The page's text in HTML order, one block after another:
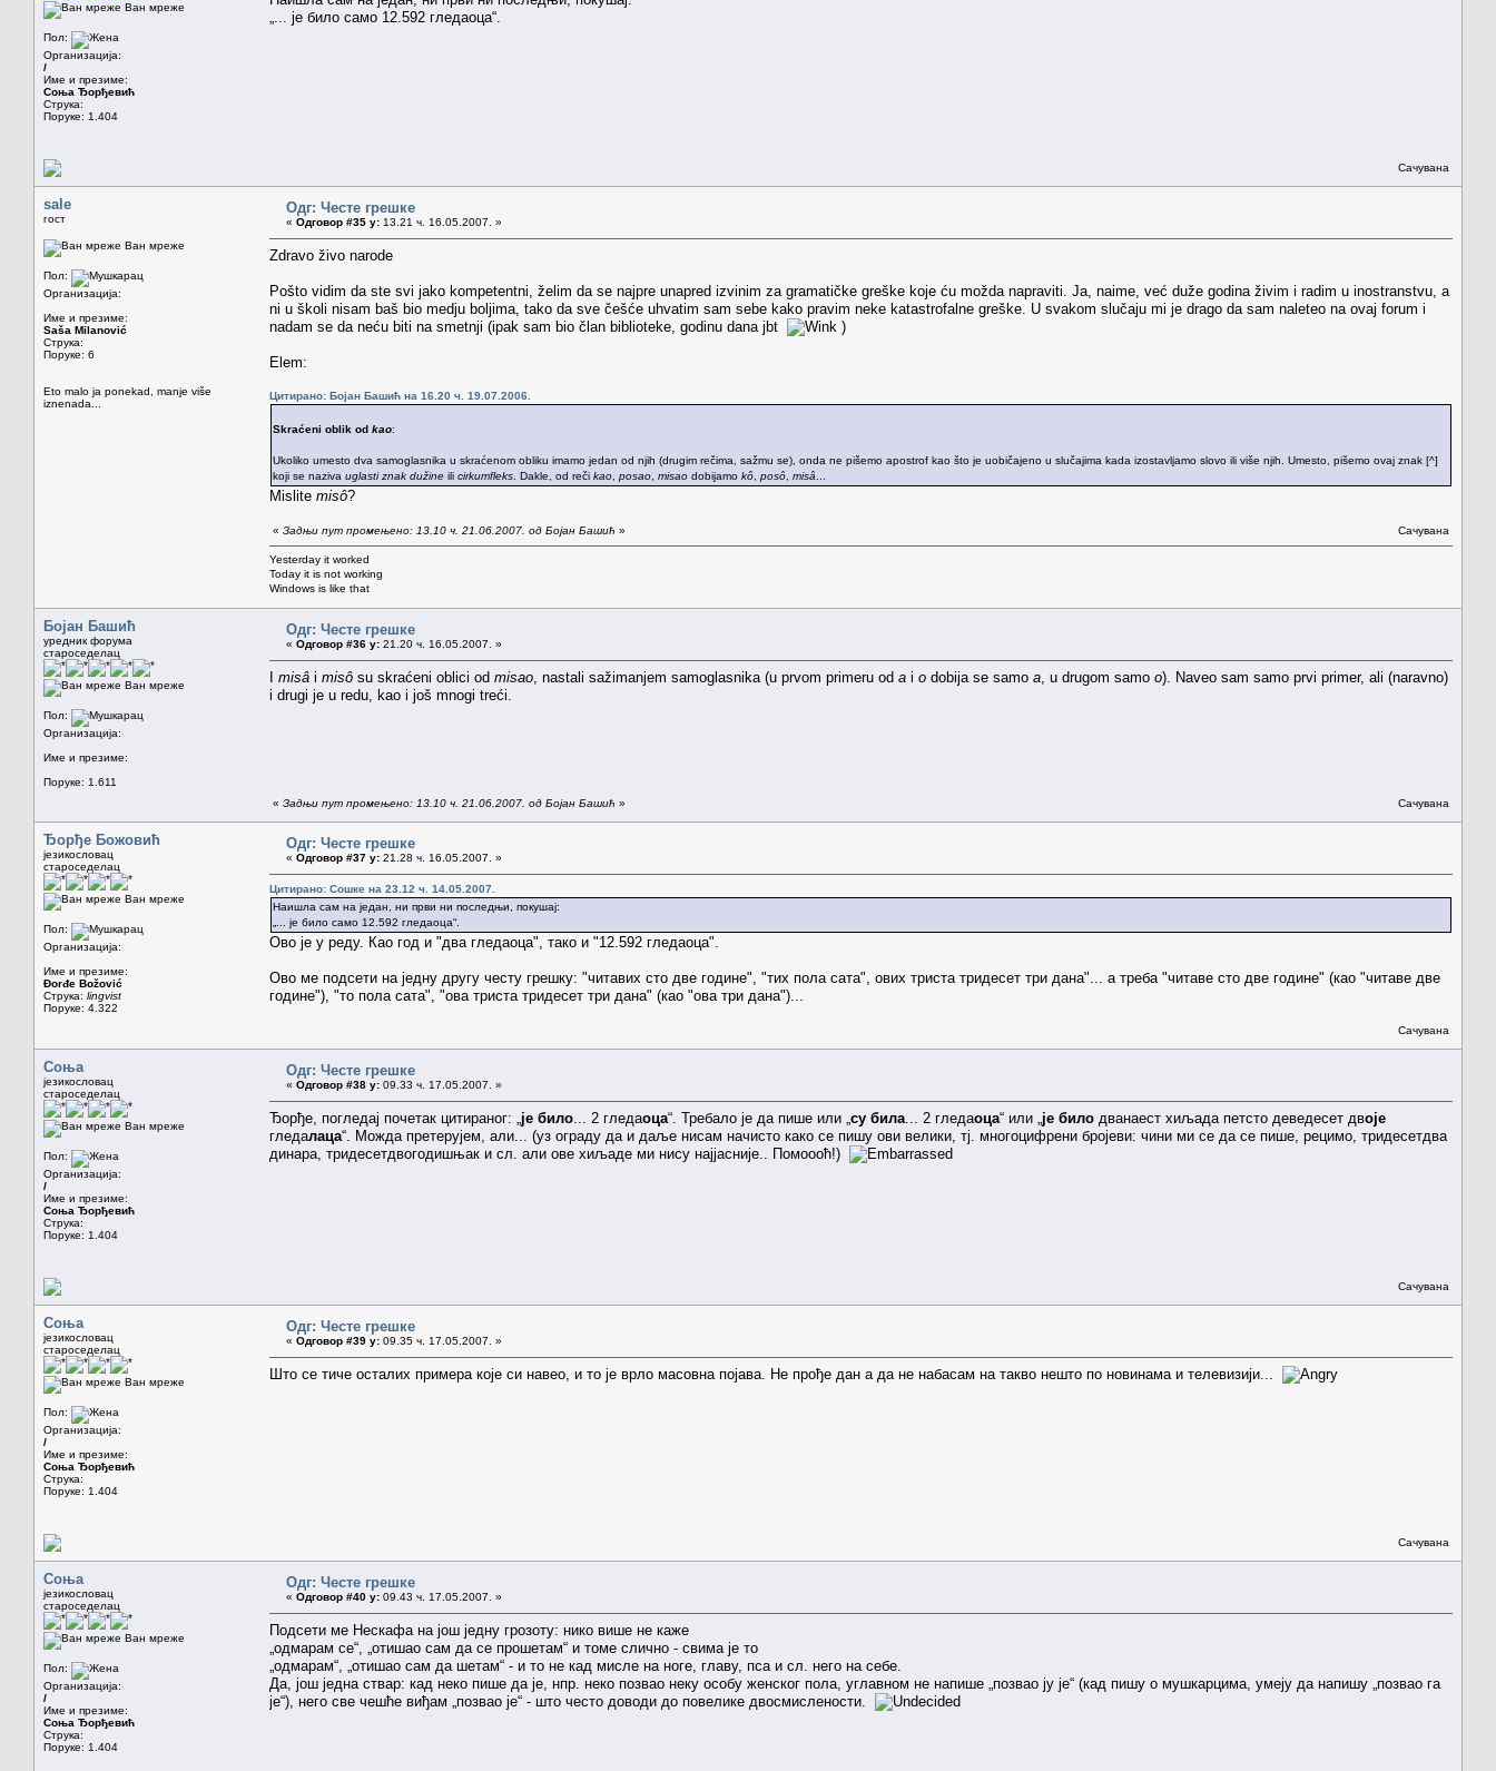
Ван мреже
Пол:
Организација:
/
Име и презиме:
Соња Ђорђевић
Струка:
Поруке: 1.404
„... је било само 12.592 гледаоца“.
Сачувана
sale
гост
Ван мреже
Пол:
Организација:
Име и презиме:
Saša Milanović
Струка:
Поруке: 6
Eto malo ja ponekad, manje više
iznenada...
Одг: Честе грешке
« Одговор #35 у: 13.21 ч. 16.05.2007. »
Zdravo živo narode
Pošto vidim da ste svi jako kompetentni, želim da se najpre unapred izvinim za gramatičke greške koje ću možda napraviti. Ja, naime, već duže godina živim i radim u inostranstvu, a
ni u školi nisam baš bio medju boljima, tako da sve češće uhvatim sam sebe kako pravim neke katastrofalne greške. U svakom slučaju mi je drago da sam naleteo na ovaj forum i
nadam se da neću biti na smetnji (ipak sam bio član biblioteke, godinu dana jbt
)
Elem:
Цитирано: Бојан Башић на 16.20 ч. 19.07.2006.
Skraćeni oblik od kao:
Ukoliko umesto dva samoglasnika u skraćenom obliku imamo jedan od njih (drugim rečima, sažmu se), onda ne pišemo apostrof kao što je uobičajeno u slučajima kada izostavljamo slovo ili više njih. Umesto, pišemo ovaj znak [^]
koji se naziva uglasti znak dužine ili cirkumfleks . Dakle, od reči kao posao misao dobijamo kô posô misâ
Mislite misô?
« Задњи пут промењено: 13.10 ч. 21.06.2007. од Бојан Башић » Сачувана
Yesterday it worked
Today it is not working
Windows is like that
Бојан Башић
уредник форума
староседелац
Ван мреже
Пол:
Организација:
Име и презиме:
Поруке: 1.611
Одг: Честе грешке
« Одговор #36 у: 21.20 ч. 16.05.2007. »
I misâ i misô su skraćeni oblici od misao , nastali sažimanjem samoglasnika (u prvom primeru od a i o dobija se samo a , u drugom samo o). Naveo sam samo prvi primer, ali (naravno)
i drugi je u redu, kao i još mnogi treći.
« Задњи пут промењено: 13.10 ч. 21.06.2007. од Бојан Башић » Сачувана
Ђорђе Божовић
језикословац
староседелац
Ван мреже
Пол:
Организација:
Име и презиме:
Đorđe Božović
Струка: lingvist
Поруке: 4.322
Одг: Честе грешке
« Одговор #37 у: 21.28 ч. 16.05.2007. »
Цитирано: Сошке на 23.12 ч. 14.05.2007.
Наишла сам на један, ни први ни последњи, покушај:
„... је било само 12.592 гледаоца“.
Ово је у реду. Као год и "два гледаоца", тако и "12.592 гледаоца".
Ово ме подсети на једну другу честу грешку: "читавих сто две године", "тих пола сата", ових триста тридесет три дана"... а треба "читаве сто две године" (као "читаве две
године"), "то пола сата", "ова триста тридесет три дана" (као "ова три дана")...
Сачувана
Соња
језикословац
староседелац
Ван мреже
Пол:
Организација:
/
Име и презиме:
Соња Ђорђевић
Струка:
Поруке: 1.404
Одг: Честе грешке
« Одговор #38 у: 09.33 ч. 17.05.2007. »
Ђорђе, погледај почетак цитираног: „ је било ... 2 гледаоца“. Требало је да пише или „ су била ... 2 гледаоца“ или „ је било дванаест хиљада петсто деведесет двоје
гледалаца“. Можда претерујем, али... (уз ограду да и даље нисам начисто како се пишу ови велики, тј. многоцифрени бројеви: чини ми се да се пише, рецимо, тридесетдва
динара, тридесетдвогодишњак и сл. али ове хиљаде ми нису најјасније.. Помоооћ!)
Сачувана
Соња
језикословац
староседелац
Ван мреже
Пол:
Организација:
/
Име и презиме:
Соња Ђорђевић
Струка:
Поруке: 1.404
Одг: Честе грешке
« Одговор #39 у: 09.35 ч. 17.05.2007. »
Што се тиче осталих примера које си навео, и то је врло масовна појава. Не прође дан а да не набасам на такво нешто по новинама и телевизији...
Сачувана
Соња
језикословац
староседелац
Ван мреже
Пол:
Организација:
/
Име и презиме:
Соња Ђорђевић
Струка:
Поруке: 1.404
Одг: Честе грешке
« Одговор #40 у: 09.43 ч. 17.05.2007. »
Подсети ме Нескафа на још једну грозоту: нико више не каже
„одмарам се“, „отишао сам да се прошетам“ и томе слично - свима је то
„одмарам“, „отишао сам да шетам“ - и то не кад мисле на ноге, главу, пса и сл. него на себе.
Да, још једна ствар: кад неко пише да је, нпр. неко позвао неку особу женског пола, углавном не напише „позвао ју је“ (кад пишу о мушкарцима, умеју да напишу „позвао га
је“), него све чешће виђам „позвао је“ - што често доводи до повелике двосмислености.